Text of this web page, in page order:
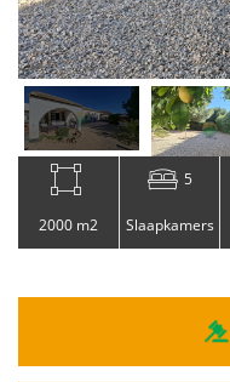
2000 m2
5
Slaapkamers